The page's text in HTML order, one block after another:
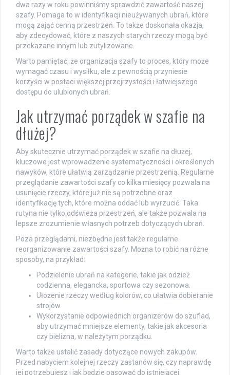
dwa razy w roku powinniśmy sprawdzić zawartość naszej
szafy. Pomaga to w identyfikacji nieużywanych ubrań, które
mogą zająć cenną przestrzeń. To także doskonała okazja,
aby zdecydować, które z naszych starych rzeczy mogą być
przekazane innym lub zutylizowane.
Warto pamiętać, że organizacja szafy to proces, który może
wymagać czasu i wysiłku, ale z pewnością przyniesie
korzyści w postaci większej przejrzystości i łatwiejszego
dostępu do ulubionych ubrań.
Jak utrzymać porządek w szafie na
dłużej?
Aby skutecznie utrzymać porządek w szafie na dłużej,
kluczowe jest wprowadzenie systematyczności i określonych
nawyków, które ułatwią zarządzanie przestrzenią. Regularne
przeglądanie zawartości szafy co kilka miesięcy pozwala na
usunięcie rzeczy, które już nie są potrzebne oraz
identyfikację tych, które można oddać lub wyrzucić. Taka
rutyna nie tylko odświeża przestrzeń, ale także pozwala na
lepsze zrozumienie własnych potrzeb dotyczących ubrań.
Poza przeglądami, niezbędne jest także regularne
reorganizowanie zawartości szafy. Można to robić na różne
sposoby, na przykład:
Podzielenie ubrań na kategorie, takie jak odzież
codzienna, elegancka, sportowa czy sezonowa.
Ułożenie rzeczy według kolorów, co ułatwia dobieranie
strojów.
Wykorzystanie odpowiednich organizerów do szuflad,
aby utrzymać mniejsze elementy, takie jak akcesoria
czy bielizna, w należytym porządku.
Warto także ustalić zasady dotyczące nowych zakupów.
Przed nabyciem kolejnej rzeczy zastanów się, czy naprawdę
jej potrzebujesz i jak będzie pasować do istniejącej